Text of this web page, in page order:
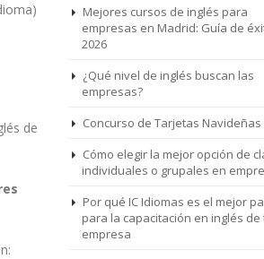
de
Mejores cursos de inglés para
empresas en Madrid: Guía de
2026
¿Qué nivel de inglés buscan las
empresas?
Concurso de Tarjetas Navideñas
Cómo elegir la mejor opción de
individuales o grupales en
Por qué IC Idiomas es el mejor
para la capacitación en inglés de
empresa